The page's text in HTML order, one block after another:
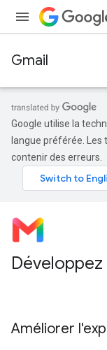
Gmail
Google utilise la
langue préférée.
contenir des erreurs.
Améliorer